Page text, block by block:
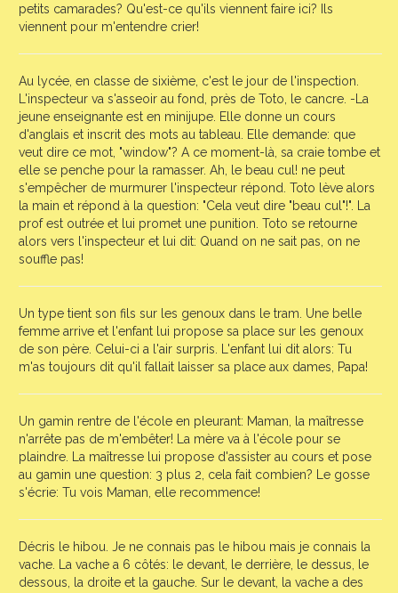
petits camarades? Qu'est-ce qu'ils viennent faire ici? Ils
viennent pour m'entendre crier!
Au lycée, en classe de sixième, c'est le jour de l'inspection.
L'inspecteur va s'asseoir au fond, près de Toto, le cancre. -La
jeune enseignante est en minijupe. Elle donne un cours
d'anglais et inscrit des mots au tableau. Elle demande: que
veut dire ce mot, "window"? A ce moment-là, sa craie tombe et
elle se penche pour la ramasser. Ah, le beau cul! ne peut
s'empêcher de murmurer l'inspecteur répond. Toto lève alors
la main et répond à la question: "Cela veut dire "beau cul"!". La
prof est outrée et lui promet une punition. Toto se retourne
alors vers l'inspecteur et lui dit: Quand on ne sait pas, on ne
souffle pas!
Un type tient son fils sur les genoux dans le tram. Une belle
femme arrive et l'enfant lui propose sa place sur les genoux
de son père. Celui-ci a l'air surpris. L'enfant lui dit alors: Tu
m'as toujours dit qu'il fallait laisser sa place aux dames, Papa!
Un gamin rentre de l'école en pleurant: Maman, la maîtresse
n'arrête pas de m'embêter! La mère va à l'école pour se
plaindre. La maîtresse lui propose d'assister au cours et pose
au gamin une question: 3 plus 2, cela fait combien? Le gosse
s'écrie: Tu vois Maman, elle recommence!
Décris le hibou. Je ne connais pas le hibou mais je connais la
vache. La vache a 6 côtés: le devant, le derrière, le dessus, le
dessous, la droite et la gauche. Sur le devant, la vache a des